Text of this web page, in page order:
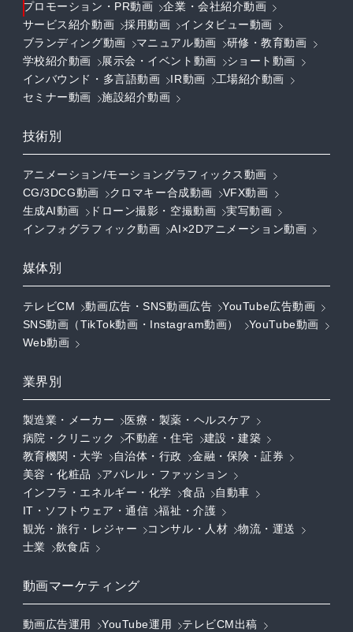
プロモーション・PR動画
企業・会社紹介動画
サービス紹介動画
採用動画
インタビュー動画
ブランディング動画
マニュアル動画
研修・教育動画
学校紹介動画
展示会・イベント動画
ショート動画
インバウンド・多言語動画
IR動画
工場紹介動画
セミナー動画
施設紹介動画
技術別
アニメーション/モーショングラフィックス動画
CG/3DCG動画
クロマキー合成動画
VFX動画
生成AI動画
ドローン撮影・空撮動画
実写動画
インフォグラフィック動画
AI×2Dアニメーション動画
媒体別
テレビCM 動画広告・SNS動画広告
YouTube広告動画
SNS動画（TikTok動画・Instagram動画）
YouTube動画
Web動画
業界別
製造業・メーカー
医療・製薬・ヘルスケア
病院・クリニック
不動産・住宅
建設・建築
教育機関・大学
自治体・行政
金融・保険・証券
美容・化粧品
アパレル・ファッション
インフラ・エネルギー・化学
食品
自動車
IT・ソフトウェア・通信
福祉・介護
観光・旅行・レジャー
コンサル・人材
物流・運送
士業
飲食店
動画マーケティング
動画広告運用 YouTube運用
テレビCM出稿